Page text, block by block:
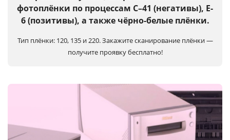
фотоплёнки по процессам C–41 (негативы), E-
6 (позитивы), а также чёрно-белые плёнки.
Тип плёнки: 120, 135 и 220.Закажите сканирование плёнки —
получите проявку бесплатно!